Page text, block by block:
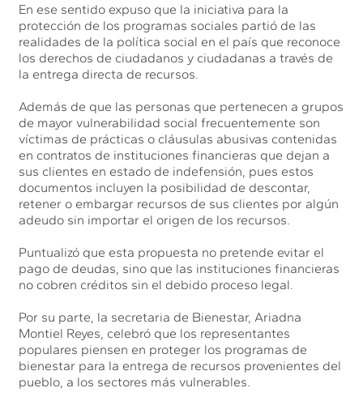
En ese sentido expuso que la iniciativa para la
protección de los programas sociales partió de las
realidades de la política social en el país que reconoce
los derechos de ciudadanos y ciudadanas a través de
la entrega directa de recursos.
Además de que las personas que pertenecen a grupos
de mayor vulnerabilidad social frecuentemente son
víctimas de prácticas o cláusulas abusivas contenidas
en contratos de instituciones financieras que dejan a
sus clientes en estado de indefensión, pues estos
documentos incluyen la posibilidad de descontar,
retener o embargar recursos de sus clientes por algún
adeudo sin importar el origen de los recursos.
Puntualizó que esta propuesta no pretende evitar el
pago de deudas, sino que las instituciones financieras
no cobren créditos sin el debido proceso legal.
Por su parte, la secretaria de Bienestar, Ariadna
Montiel Reyes, celebró que los representantes
populares piensen en proteger los programas de
bienestar para la entrega de recursos provenientes del
pueblo, a los sectores más vulnerables.